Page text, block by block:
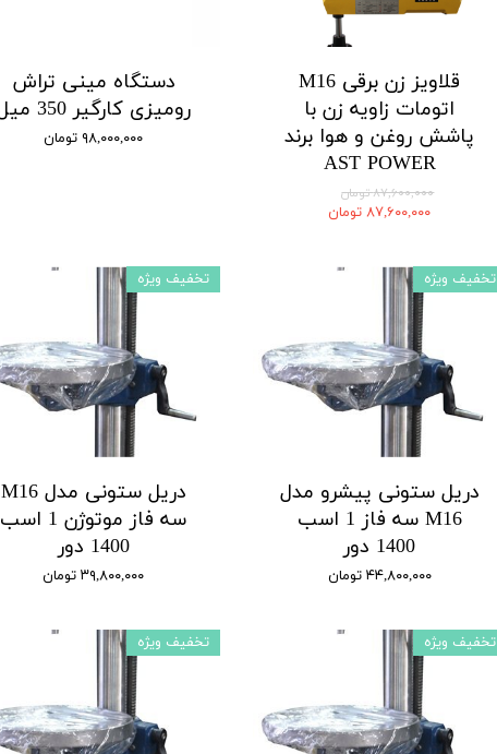
قلاویز زن برقی M16
اتومات زاویه زن با
پاشش روغن و هوا برند
AST POWER
۸۷,۶۰۰,۰۰۰ تومان
۸۷,۶۰۰,۰۰۰ تومان
دستگاه مینی تراش
رومیزی کارگیر 350 میل
۹۸,۰۰۰,۰۰۰ تومان
دریل ستونی پیشرو مدل
M16 سه فاز 1 اسب
1400 دور
۴۴,۸۰۰,۰۰۰ تومان
تخفیف ویژه
دریل ستونی مدل M16
سه فاز موتوژن 1 اسب
1400 دور
۳۹,۸۰۰,۰۰۰ تومان
تخفیف ویژه
تخفیف ویژه تخفیف ویژه